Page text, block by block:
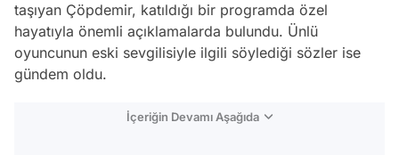
taşıyan Çöpdemir, katıldığı bir programda özel
hayatıyla önemli açıklamalarda bulundu. Ünlü
oyuncunun eski sevgilisiyle ilgili söylediği sözler ise
gündem oldu.
İçeriğin Devamı Aşağıda